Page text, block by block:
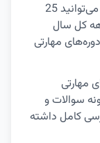
با اعمال این کد تخفیف فیلیمو مدرسه، می‌توانید 25
برای خرید اشتراک 12 ماهه کل سال
دوره‌های مهارتی
مهارتی
سوالات و
کامل داشته